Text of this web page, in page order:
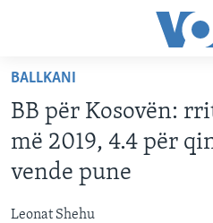
faqen
kryesore
tek
faqja
KATEGORITË
AMERIKA
DITARI
Learning English
BALLKANI
BB për Kosovën:
më 2019, 4.4 për
vende pune
Leonat Shehu